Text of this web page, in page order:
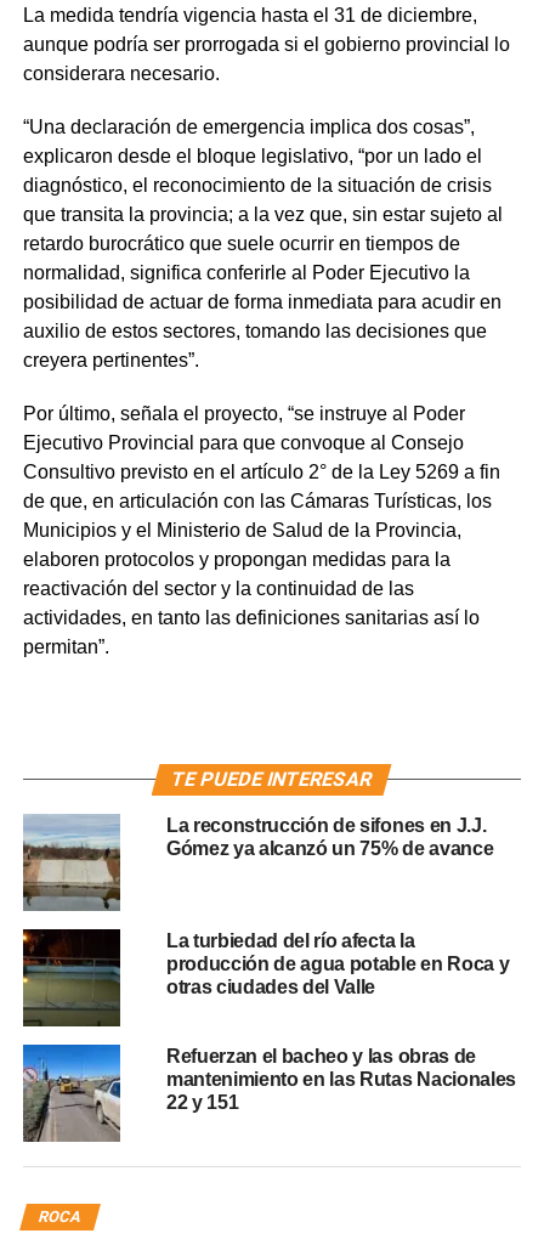
La medida tendría vigencia hasta el 31 de diciembre,
aunque podría ser prorrogada si el gobierno provincial lo
considerara necesario.
“Una declaración de emergencia implica dos cosas”,
explicaron desde el bloque legislativo, “por un lado el
diagnóstico, el reconocimiento de la situación de crisis
que transita la provincia; a la vez que, sin estar sujeto al
retardo burocrático que suele ocurrir en tiempos de
normalidad, significa conferirle al Poder Ejecutivo la
posibilidad de actuar de forma inmediata para acudir en
auxilio de estos sectores, tomando las decisiones que
creyera pertinentes”.
Por último, señala el proyecto, “se instruye al Poder
Ejecutivo Provincial para que convoque al Consejo
Consultivo previsto en el artículo 2° de la Ley 5269 a fin
de que, en articulación con las Cámaras Turísticas, los
Municipios y el Ministerio de Salud de la Provincia,
elaboren protocolos y propongan medidas para la
reactivación del sector y la continuidad de las
actividades, en tanto las definiciones sanitarias así lo
permitan”.
TE PUEDE INTERESAR
La reconstrucción de sifones en J.J.
Gómez ya alcanzó un 75% de avance
La turbiedad del río afecta la
producción de agua potable en Roca y
otras ciudades del Valle
Refuerzan el bacheo y las obras de
mantenimiento en las Rutas Nacionales
22 y 151
ROCA